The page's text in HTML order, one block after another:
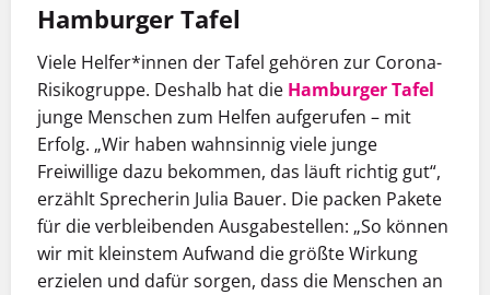
Hamburger Tafel
Viele Helfer*innen der Tafel gehören zur Corona-
Risikogruppe. Deshalb hat die Hamburger Tafel
junge Menschen zum Helfen aufgerufen – mit
Erfolg. „Wir haben wahnsinnig viele junge
Freiwillige dazu bekommen, das läuft richtig gut“,
erzählt Sprecherin Julia Bauer. Die packen Pakete
für die ver­bleibenden Ausgabestellen: „So können
wir mit kleinstem Aufwand die größte ­Wirkung
erzielen und dafür sorgen, dass die Menschen an